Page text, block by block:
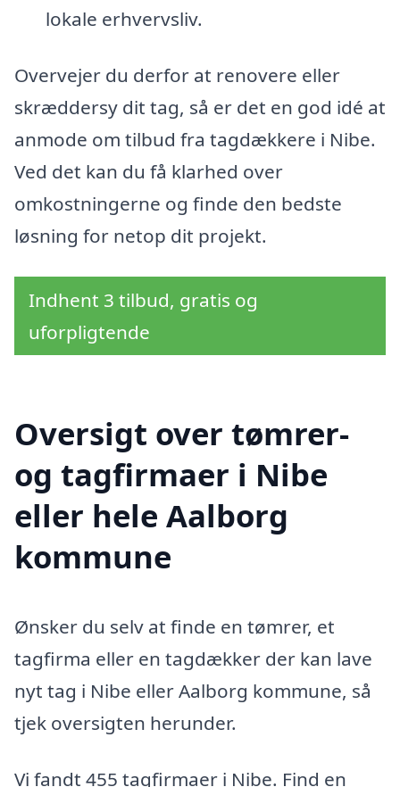
lokale erhvervsliv.
Overvejer du derfor at renovere eller
skræddersy dit tag, så er det en god idé at
anmode om tilbud fra tagdækkere i Nibe.
Ved det kan du få klarhed over
omkostningerne og finde den bedste
løsning for netop dit projekt.
Indhent 3 tilbud, gratis og
uforpligtende
Oversigt over tømrer-
og tagfirmaer i Nibe
eller hele Aalborg
kommune
Ønsker du selv at finde en tømrer, et
tagfirma eller en tagdækker der kan lave
nyt tag i Nibe eller Aalborg kommune, så
tjek oversigten herunder.
Vi fandt 455 tagfirmaer i Nibe. Find en